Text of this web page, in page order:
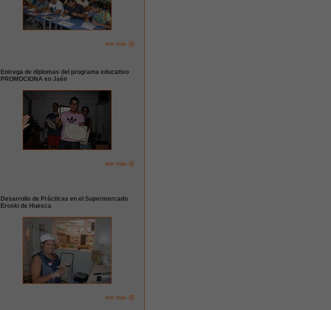
leer más
Entrega de diplomas del programa educativo
PROMOCIONA en Jaén
leer más
Desarrollo de Prácticas en el Supermercado
Eroski de Huesca
leer más